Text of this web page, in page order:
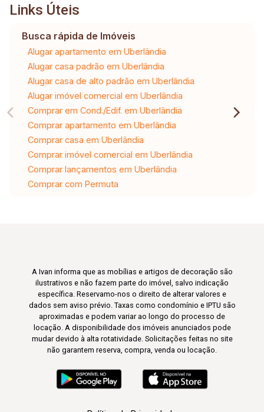
Links Úteis
Busca rápida de Imóveis
Alugar apartamento em Uberlândia
Alugar casa padrão em Uberlândia
Alugar casa de alto padrão em Uberlândia
Alugar imóvel comercial em Uberlândia
Comprar em Cond./Edif. em Uberlândia
Comprar apartamento em Uberlândia
Comprar casa em Uberlândia
Comprar imóvel comercial em Uberlândia
Comprar lançamentos em Uberlândia
Comprar com Permuta
A Ivan informa que as mobílias e artigos de decoração são
ilustrativos e não fazem parte do imóvel, salvo indicação
específica. Reservamo-nos o direito de alterar valores e
dados sem aviso prévio. Taxas como condomínio e IPTU são
aproximadas e podem variar ao longo do processo de
locação. A disponibilidade dos imóveis anunciados pode
mudar devido à alta rotatividade. Solicitações feitas no site
não garantem reserva, compra, venda ou locação.